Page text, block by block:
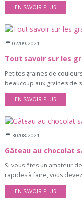
EN SAVOIR PLUS
02/09/2021
Tout savoir sur les
Petites graines de
beaucoup aux graines de
EN SAVOIR PLUS
30/08/2021
Gâteau au chocolat
Si vous êtes un amateur
rapides à faire, vous
EN SAVOIR PLUS